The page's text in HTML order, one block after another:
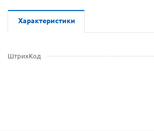
Характеристики
ШтрихКод